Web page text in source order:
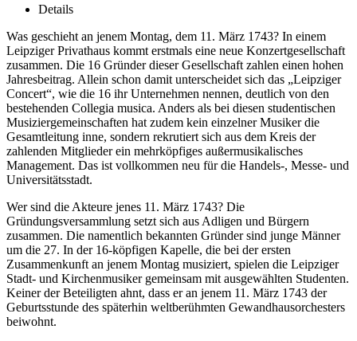
Details
Was geschieht an jenem Montag, dem 11. März 1743? In einem
Leipziger Privathaus kommt erstmals eine neue Konzertgesellschaft
zusammen. Die 16 Gründer dieser Gesellschaft zahlen einen hohen
Jahresbeitrag. Allein schon damit unterscheidet sich das „Leipziger
Concert“, wie die 16 ihr Unternehmen nennen, deutlich von den
bestehenden Collegia musica. Anders als bei diesen studentischen
Musiziergemeinschaften hat zudem kein einzelner Musiker die
Gesamtleitung inne, sondern rekrutiert sich aus dem Kreis der
zahlenden Mitglieder ein mehrköpfiges außermusikalisches
Management. Das ist vollkommen neu für die Handels-, Messe- und
Universitätsstadt.
Wer sind die Akteure jenes 11. März 1743? Die
Gründungsversammlung setzt sich aus Adligen und Bürgern
zusammen. Die namentlich bekannten Gründer sind junge Männer
um die 27. In der 16-köpfigen Kapelle, die bei der ersten
Zusammenkunft an jenem Montag musiziert, spielen die Leipziger
Stadt- und Kirchenmusiker gemeinsam mit ausgewählten Studenten.
Keiner der Beteiligten ahnt, dass er an jenem 11. März 1743 der
Geburtsstunde des späterhin weltberühmten Gewandhausorchesters
beiwohnt.